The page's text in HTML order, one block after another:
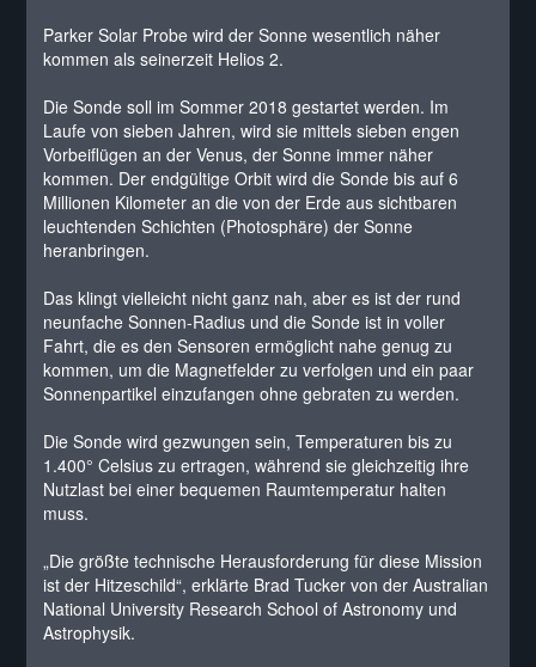
Parker Solar Probe wird der Sonne wesentlich näher
kommen als seinerzeit Helios 2.
Die Sonde soll im Sommer 2018 gestartet werden. Im
Laufe von sieben Jahren, wird sie mittels sieben engen
Vorbeiflügen an der Venus, der Sonne immer näher
kommen. Der endgültige Orbit wird die Sonde bis auf 6
Millionen Kilometer an die von der Erde aus sichtbaren
leuchtenden Schichten (Photosphäre) der Sonne
heranbringen.
Das klingt vielleicht nicht ganz nah, aber es ist der rund
neunfache Sonnen-Radius und die Sonde ist in voller
Fahrt, die es den Sensoren ermöglicht nahe genug zu
kommen, um die Magnetfelder zu verfolgen und ein paar
Sonnenpartikel einzufangen ohne gebraten zu werden.
Die Sonde wird gezwungen sein, Temperaturen bis zu
1.400° Celsius zu ertragen, während sie gleichzeitig ihre
Nutzlast bei einer bequemen Raumtemperatur halten
muss.
„Die größte technische Herausforderung für diese Mission
ist der Hitzeschild“, erklärte Brad Tucker von der Australian
National University Research School of Astronomy und
Astrophysik.